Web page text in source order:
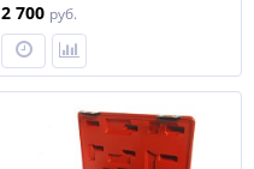
2 700 руб.